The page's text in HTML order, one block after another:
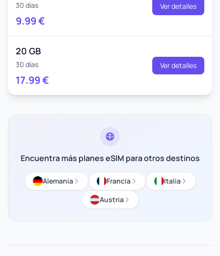
30 días
9.99€
Ver detalles
20 GB
30 días
17.99€
Ver detalles
Encuentra más planes eSIM para otros destinos
Alemania Francia
Italia
Austria